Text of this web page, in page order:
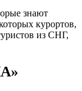
знают
курортов,
из СНГ,